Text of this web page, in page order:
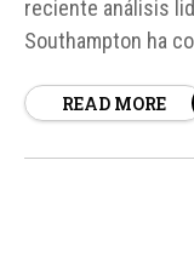
reciente análisis
Southampton ha
hipótesisREAD MORE